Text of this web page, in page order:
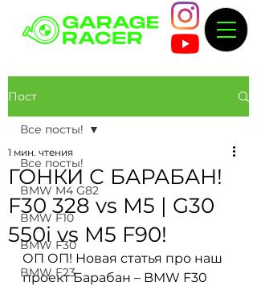
Пост
Все посты!
BMW M4 G82
BMW F10
BMW F30
BMW F23
Все посты!
ГОНКИ С БАРАБАН!
F30 328 vs M5 | G30
550i vs M5 F90!
1 мин. чтения
ОП ОП! Новая статья про наш
проект Барабан – BMW F30